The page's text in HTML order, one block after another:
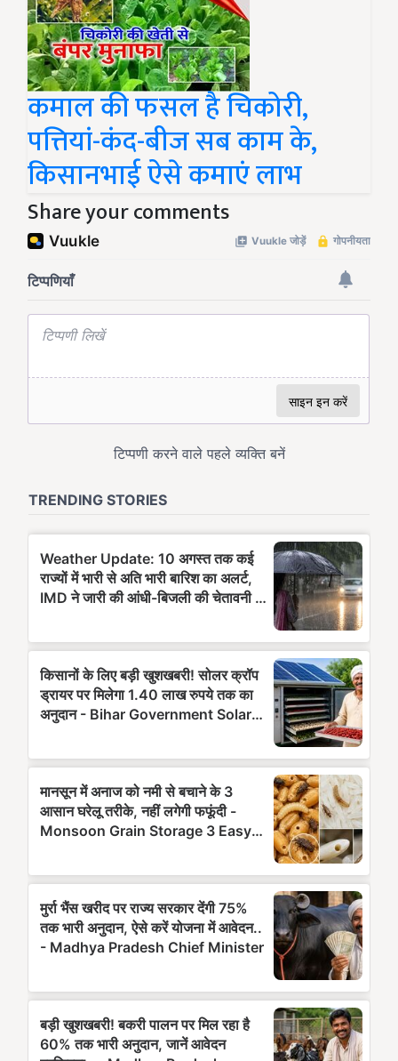
कमाल की फसल है चिकोरी,
पत्तियां-कंद-बीज सब काम के,
किसानभाई ऐसे कमाएं लाभ
Share your comments